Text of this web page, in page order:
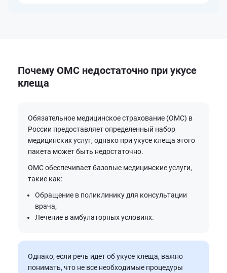
Почему ОМС недостаточно при укусе
клеща
Обязательное медицинское страхование (ОМС) в
России предоставляет определенный набор
медицинских услуг, однако при укусе клеща этого
пакета может быть недостаточно.
ОМС обеспечивает базовые медицинские услуги,
такие как:
Обращение в поликлинику для консультации
врача;
Лечение в амбулаторных условиях.
Однако, если речь идет об укусе клеща, важно
понимать, что не все необходимые процедуры